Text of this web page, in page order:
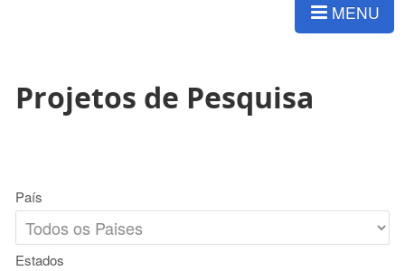
MENU
Projetos de Pesquisa
País
Estados